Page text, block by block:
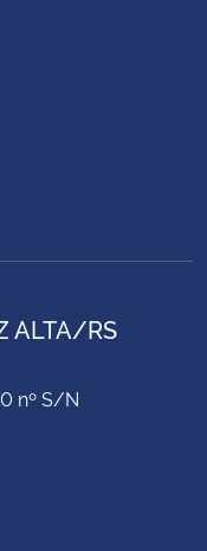
ALTA/RS
nº S/N